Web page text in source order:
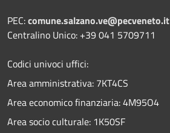
PEC:comune.salzano.ve@pecveneto.it
Centralino Unico: +39 041 5709711
Codici univoci uffici:
Area amministrativa: 7KT4CS
Area economico finanziaria: 4M95O4
Area socio culturale: 1K50SF